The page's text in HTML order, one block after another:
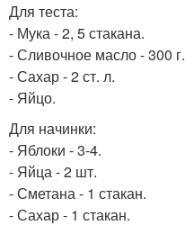
Для теста:
- Мука - 2, 5 стакана.
- Сливочное масло - 300 г.
- Сахар - 2 ст. л.
- Яйцо.
Для начинки:
- Яблоки - 3-4.
- Яйца - 2 шт.
- Сметана - 1 стакан.
- Сахар - 1 стакан.